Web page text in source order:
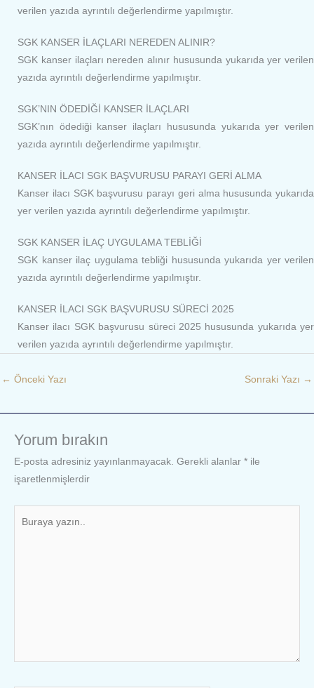
verilen yazıda ayrıntılı değerlendirme yapılmıştır.
SGK KANSER İLAÇLARI NEREDEN ALINIR?
SGK kanser ilaçları nereden alınır hususunda yukarıda yer verilen
yazıda ayrıntılı değerlendirme yapılmıştır.
SGK’NIN ÖDEDİĞİ KANSER İLAÇLARI
SGK’nın ödediği kanser ilaçları hususunda yukarıda yer verilen
yazıda ayrıntılı değerlendirme yapılmıştır.
KANSER İLACI SGK BAŞVURUSU PARAYI GERİ ALMA
Kanser ilacı SGK başvurusu parayı geri alma hususunda yukarıda
yer verilen yazıda ayrıntılı değerlendirme yapılmıştır.
SGK KANSER İLAÇ UYGULAMA TEBLİĞİ
SGK kanser ilaç uygulama tebliği hususunda yukarıda yer verilen
yazıda ayrıntılı değerlendirme yapılmıştır.
KANSER İLACI SGK BAŞVURUSU SÜRECİ 2025
Kanser ilacı SGK başvurusu süreci 2025 hususunda yukarıda yer
verilen yazıda ayrıntılı değerlendirme yapılmıştır.
← Önceki Yazı Sonraki Yazı →
Yorum bırakın
E-posta adresiniz yayınlanmayacak. Gerekli alanlar * ile
işaretlenmişlerdir